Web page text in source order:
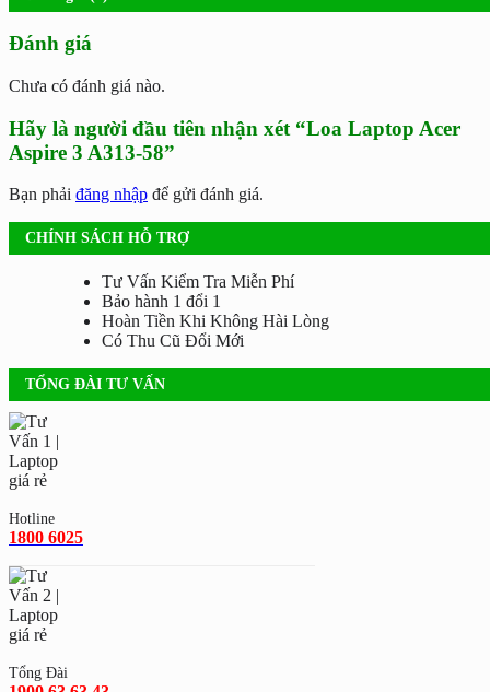
Đánh giá
Chưa có đánh giá nào.
Hãy là người đầu tiên nhận xét “Loa Laptop Acer
Aspire 3 A313-58”
Bạn phải đăng nhập để gửi đánh giá.
CHÍNH SÁCH HỖ TRỢ
Tư Vấn Kiểm Tra Miễn Phí
Bảo hành 1 đổi 1
Hoàn Tiền Khi Không Hài Lòng
Có Thu Cũ Đổi Mới
TỔNG ĐÀI TƯ VẤN
Hotline
1800 6025
Tổng Đài